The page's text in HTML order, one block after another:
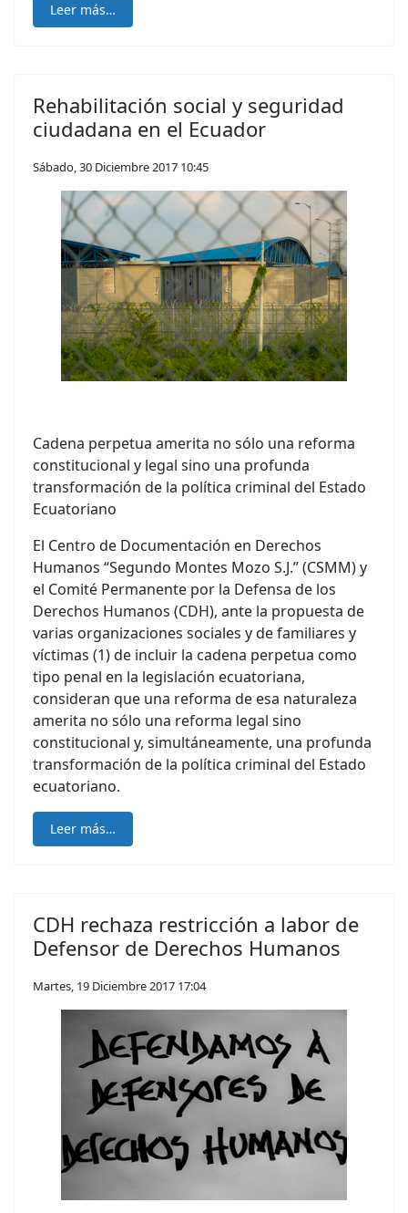
Leer más…
Rehabilitación social y seguridad
ciudadana en el Ecuador
Sábado, 30 Diciembre 2017 10:45
Cadena perpetua amerita no sólo una reforma
constitucional y legal sino una profunda
transformación de la política criminal del Estado
Ecuatoriano
El Centro de Documentación en Derechos
Humanos “Segundo Montes Mozo S.J.” (CSMM) y
el Comité Permanente por la Defensa de los
Derechos Humanos (CDH), ante la propuesta de
varias organizaciones sociales y de familiares y
víctimas (1) de incluir la cadena perpetua como
tipo penal en la legislación ecuatoriana,
consideran que una reforma de esa naturaleza
amerita no sólo una reforma legal sino
constitucional y, simultáneamente, una profunda
transformación de la política criminal del Estado
ecuatoriano.
Leer más…
CDH rechaza restricción a labor de
Defensor de Derechos Humanos
Martes, 19 Diciembre 2017 17:04